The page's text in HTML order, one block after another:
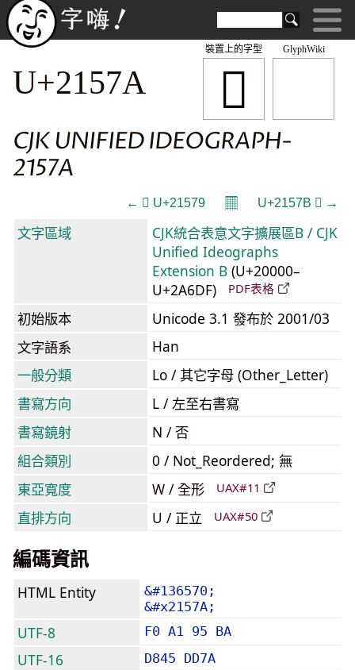
GlyphWiki
𡕺
裝置上的字型
U+2157A
CJK UNIFIED IDEOGRAPH-
2157A
← 𡕹 U+21579 𝄜 U+2157B 𡕻 →
文字區域
CJK統合表意文字擴展區B / CJK
Unified Ideographs
Extension B (U+20000–
U+2A6DF)
PDF表格
初始版本
Unicode 3.1 發布於 2001/03
文字語系
Han
一般分類
Lo / 其它字母 (Other_Letter)
書寫方向
L / 左至右書寫
書寫鏡射
N / 否
組合類別
0 / Not_Reordered; 無
東亞寬度
W / 全形 UAX#11
直排方向 U / 正立 UAX#50
編碼資訊
HTML Entity
&#136570;
&#x2157A;
UTF-8 F0 A1 95 BA
UTF-16 D845 DD7A